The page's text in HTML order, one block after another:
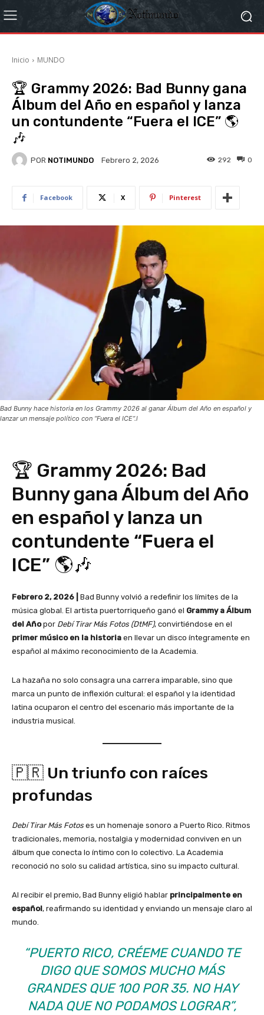
Inicio MUNDO
🏆 Grammy 2026: Bad Bunny gana
Álbum del Año en español y lanza
un contundente “Fuera el ICE” 🌎
🎶
POR NOTIMUNDO Febrero 2, 2026 0
292
Facebook X Pinterest
Bad Bunny hace historia en los Grammy 2026 al ganar Álbum del Año en español y
lanzar un mensaje político con “Fuera el ICE”.l
🏆 Grammy 2026: Bad
Bunny gana Álbum del Año
en español y lanza un
contundente “Fuera el
ICE” 🌎🎶
Febrero 2, 2026 |
Bad Bunny volvió a redefinir los límites de la
música global. El artista puertorriqueño ganó el Grammy a Álbum
del Añopor Debí Tirar Más Fotos (DtMF), convirtiéndose en el
primer músico en la historia en llevar un disco íntegramente en
español al máximo reconocimiento de la Academia.
La hazaña no solo consagra una carrera imparable, sino que
marca un punto de inflexión cultural: el español y la identidad
latina ocuparon el centro del escenario más importante de la
industria musical.
🇵🇷 Un triunfo con raíces
profundas
Debí Tirar Más Fotos es un homenaje sonoro a Puerto Rico. Ritmos
tradicionales, memoria, nostalgia y modernidad conviven en un
álbum que conecta lo íntimo con lo colectivo. La Academia
reconoció no solo su calidad artística, sino su impacto cultural.
Al recibir el premio, Bad Bunny eligió hablar principalmente en
español, reafirmando su identidad y enviando un mensaje claro al
mundo.
“PUERTO RICO, CRÉEME CUANDO TE
DIGO QUE SOMOS MUCHO MÁS
GRANDES QUE 100 POR 35. NO HAY
NADA QUE NO PODAMOS LOGRAR”,